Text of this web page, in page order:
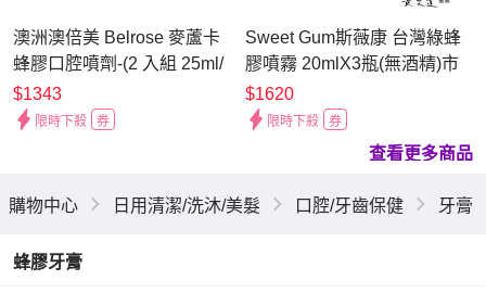
澳洲澳倍美 Belrose 麥蘆卡
蜂膠口腔噴劑-(2 入組 25ml/
瓶)
$1343
限時下殺 券
Sweet Gum斯薇康 台灣綠蜂
膠噴霧 20mlX3瓶(無酒精)市
價$2040
$1620
限時下殺 券
查看更多商品
購物中心 日用清潔/洗沐/美髮 口腔/牙齒保健 牙膏
蜂膠牙膏